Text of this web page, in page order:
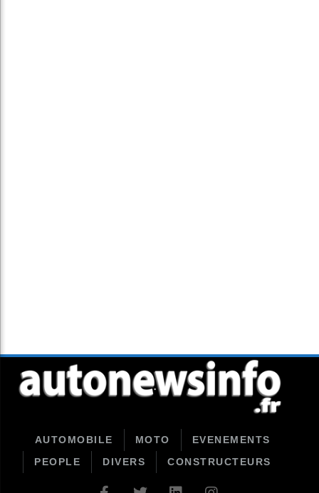
AUTOMOBILE MOTO
EVENEMENTS
PEOPLE
DIVERS CONSTRUCTEURS